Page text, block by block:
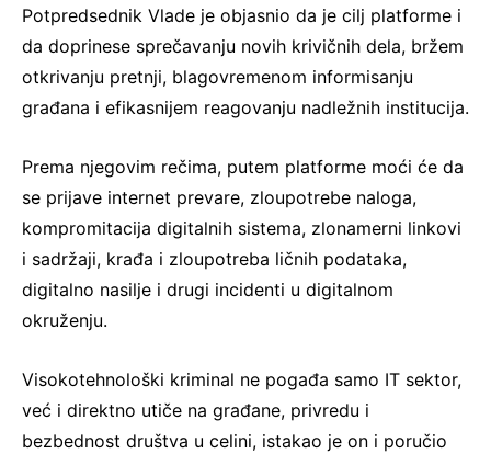
Potpredsednik Vlade je objasnio da je cilj platforme i
da doprinese sprečavanju novih krivičnih dela, bržem
otkrivanju pretnji, blagovremenom informisanju
građana i efikasnijem reagovanju nadležnih institucija.
Prema njegovim rečima, putem platforme moći će da
se prijave internet prevare, zloupotrebe naloga,
kompromitacija digitalnih sistema, zlonamerni linkovi
i sadržaji, krađa i zloupotreba ličnih podataka,
digitalno nasilje i drugi incidenti u digitalnom
okruženju.
Visokotehnološki kriminal ne pogađa samo IT sektor,
već i direktno utiče na građane, privredu i
bezbednost društva u celini, istakao je on i poručio